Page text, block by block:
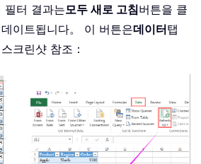
필터 결과는모두 새로 고침버튼을 클
이트됩니다。 이 버튼은데이터탭
크린샷 참조：